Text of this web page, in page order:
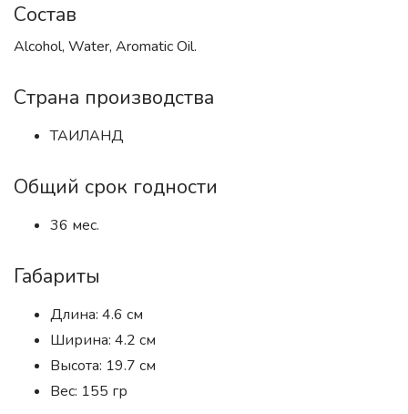
Состав
Alcohol, Water, Aromatic Oil.
Страна производства
ТАИЛАНД
Общий срок годности
36 мес.
Габариты
Длина: 4.6 см
Ширина: 4.2 см
Высота: 19.7 см
Вес: 155 гр